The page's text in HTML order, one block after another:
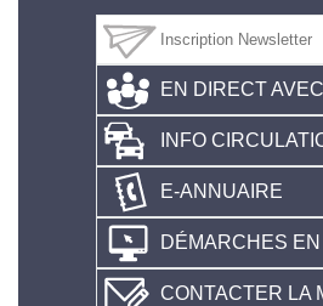
EN DIRECT
INFO
E-ANNUAIRE
DÉMARCHES
CONTACTER LA